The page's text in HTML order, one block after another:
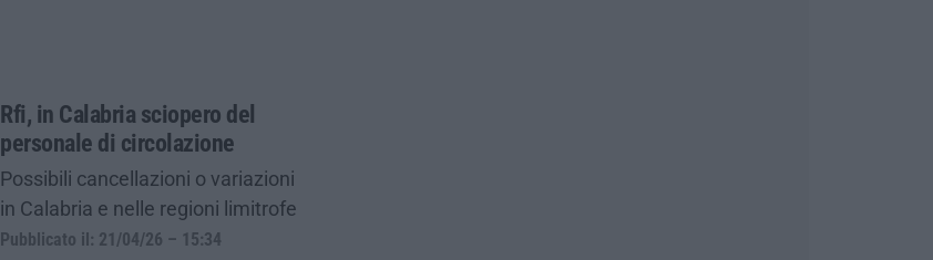
Rfi, in Calabria sciopero del
personale di circolazione
Possibili cancellazioni o variazioni
in Calabria e nelle regioni limitrofe
Pubblicato il: 21/04/26 – 15:34